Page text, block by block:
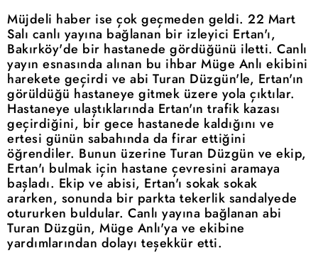
Müjdeli haber ise çok geçmeden geldi. 22 Mart
Salı canlı yayına bağlanan bir izleyici Ertan'ı,
Bakırköy'de bir hastanede gördüğünü iletti. Canlı
yayın esnasında alınan bu ihbar Müge Anlı ekibini
harekete geçirdi ve abi Turan Düzgün'le, Ertan'ın
görüldüğü hastaneye gitmek üzere yola çıktılar.
Hastaneye ulaştıklarında Ertan'ın trafik kazası
geçirdiğini, bir gece hastanede kaldığını ve
ertesi günün sabahında da firar ettiğini
öğrendiler. Bunun üzerine Turan Düzgün ve ekip,
Ertan'ı bulmak için hastane çevresini aramaya
başladı. Ekip ve abisi, Ertan'ı sokak sokak
ararken, sonunda bir parkta tekerlik sandalyede
otururken buldular. Canlı yayına bağlanan abi
Turan Düzgün, Müge Anlı'ya ve ekibine
yardımlarından dolayı teşekkür etti.